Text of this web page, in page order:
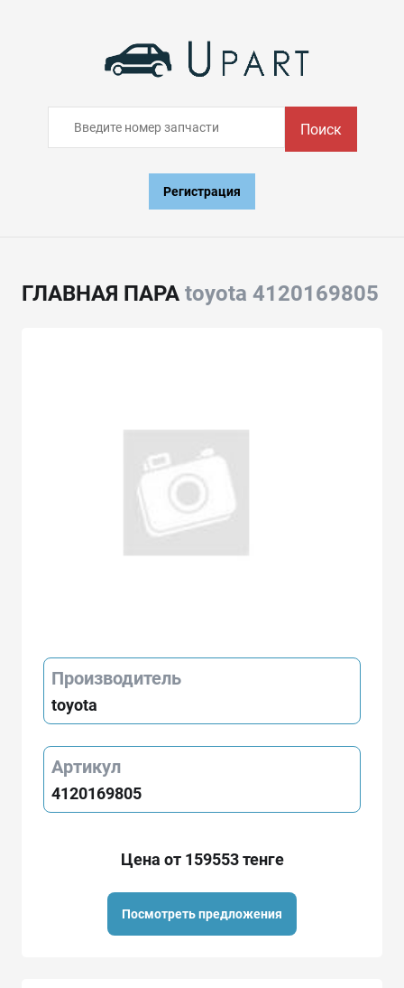
Поиск
Регистрация
ГЛАВНАЯ ПАРА toyota 4120169805
Производитель
toyota
Артикул
4120169805
Цена от 159553 тенге
Посмотреть предложения